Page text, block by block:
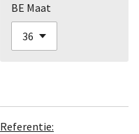
BE Maat
Referentie: